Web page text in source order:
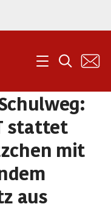
Menü Suche
stattet
mit
aus